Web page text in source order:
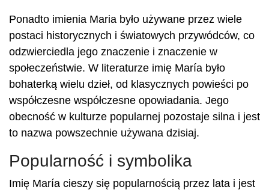
Ponadto imienia Maria było używane przez wiele
postaci historycznych i światowych przywódców, co
odzwierciedla jego znaczenie i znaczenie w
społeczeństwie. W literaturze imię María było
bohaterką wielu dzieł, od klasycznych powieści po
współczesne współczesne opowiadania. Jego
obecność w kulturze popularnej pozostaje silna i jest
to nazwa powszechnie używana dzisiaj.
Popularność i symbolika
Imię María cieszy się popularnością przez lata i jest